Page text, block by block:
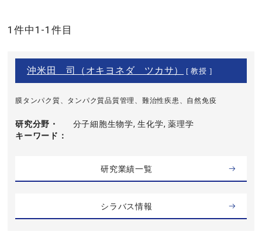
1件中1-1件目
沖米田 司（オキヨネダ ツカサ） [ 教授 ]
膜タンパク質、タンパク質品質管理、難治性疾患、自然免疫
研究分野・
キーワード
分子細胞生物学, 生化学, 薬理学
研究業績一覧
シラバス情報